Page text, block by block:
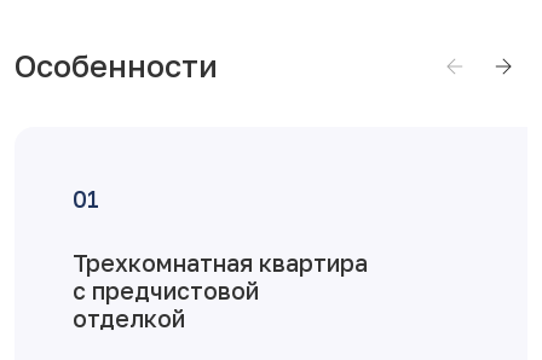
Особенности
Трехкомнатная квартира
с предчистовой
отделкой